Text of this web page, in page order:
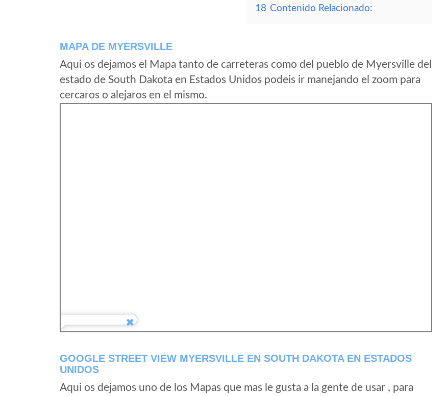
18 Contenido Relacionado:
MAPA DE MYERSVILLE
Aqui os dejamos el Mapa tanto de carreteras como del pueblo de Myersville del
estado de South Dakota en Estados Unidos podeis ir manejando el zoom para
cercaros o alejaros en el mismo.
GOOGLE STREET VIEW MYERSVILLE EN SOUTH DAKOTA EN ESTADOS
UNIDOS
Aqui os dejamos uno de los Mapas que mas le gusta a la gente de usar , para